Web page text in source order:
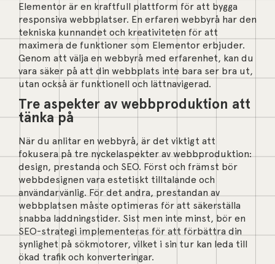
Elementor är en kraftfull plattform för att bygga
responsiva webbplatser. En erfaren webbyrå har den
tekniska kunnandet och kreativiteten för att
maximera de funktioner som Elementor erbjuder.
Genom att välja en webbyrå med erfarenhet, kan du
vara säker på att din webbplats inte bara ser bra ut,
utan också är funktionell och lättnavigerad.
Tre aspekter av webbproduktion att
tänka på
När du anlitar en webbyrå, är det viktigt att
fokusera på tre nyckelaspekter av webbproduktion:
design, prestanda och SEO. Först och främst bör
webbdesignen vara estetiskt tilltalande och
användarvänlig. För det andra, prestandan av
webbplatsen måste optimeras för att säkerställa
snabba laddningstider. Sist men inte minst, bör en
SEO-strategi implementeras för att förbättra din
synlighet på sökmotorer, vilket i sin tur kan leda till
ökad trafik och konverteringar.